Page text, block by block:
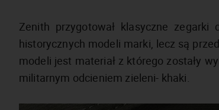
Zenith przygotował klasyczne
historycznych modeli marki, lecz są
modeli jest materiał z którego zostały
militarnym odcieniem zieleni- khaki.